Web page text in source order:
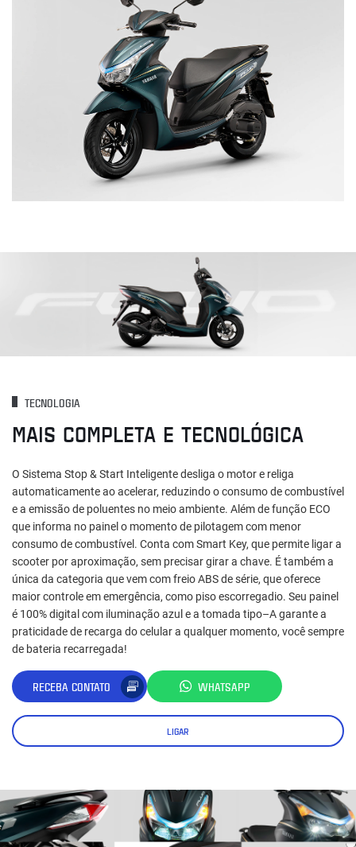
TECNOLOGIA
MAIS COMPLETA E TECNOLÓGICA
O Sistema Stop & Start Inteligente desliga o motor e religa
automaticamente ao acelerar, reduzindo o consumo de combustível
e a emissão de poluentes no meio ambiente. Além de função ECO
que informa no painel o momento de pilotagem com menor
consumo de combustível. Conta com Smart Key, que permite ligar a
scooter por aproximação, sem precisar girar a chave. É também a
única da categoria que vem com freio ABS de série, que oferece
maior controle em emergência, como piso escorregadio. Seu painel
é 100% digital com iluminação azul e a tomada tipo–A garante a
praticidade de recarga do celular a qualquer momento, você sempre
de bateria recarregada!
RECEBA CONTATO WHATSAPP
LIGAR